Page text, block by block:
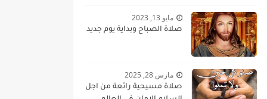
مايو 13, 2023
صلاة الصباح وبداية يوم جديد
مارس 28, 2025
صلاة مسيحية رائعة من اجل